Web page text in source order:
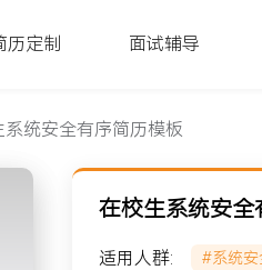
历定制 面试辅导
系统安全有序简历模板
在校生系统安全
适用人群: #系统安